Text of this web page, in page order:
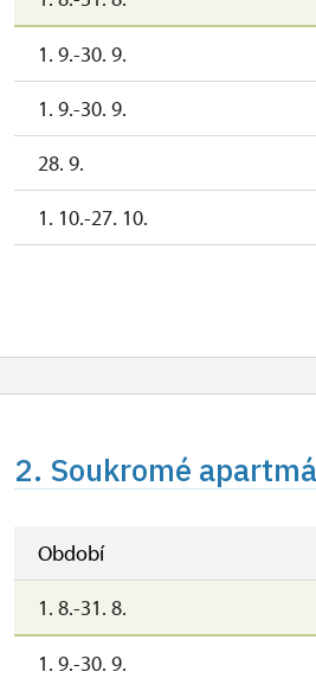
SO – NE + SVÁTKY
červen
10:00 – 15:00 hod.
pondělí a den
1. 9.-30. 9.
1. 9.-30. 9.
28. 9.
1. 10.-27. 10.
2. Soukromé
Období
1. 8.-31. 8.
1. 9.-30. 9.